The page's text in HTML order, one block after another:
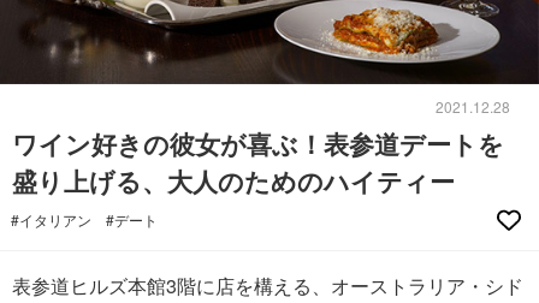
2021.12.28
ワイン好きの彼女が喜ぶ！表参道デートを
盛り上げる、大人のためのハイティー
#イタリアン #デート
表参道ヒルズ本館3階に店を構える、オーストラリア・シド